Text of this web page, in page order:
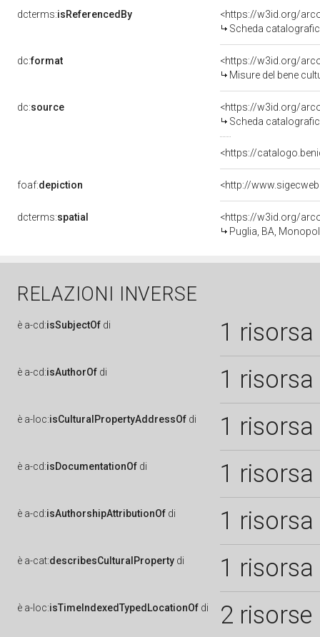
dcterms:isReferencedBy
<https://w3id.org/
Scheda
dc:format
<https://w3id.org/
Misure del bene
dc:source
<https://w3id.org/
Scheda
<https://
foaf:depiction <http://
dcterms:spatial
<https://w3id.org/
Puglia, BA,
RELAZIONI INVERSE
è a-cd:isSubjectOf di 1 risorsa
è a-cd:isAuthorOf di 1 risorsa
è a-loc:isCulturalPropertyAddressOf di 1 risorsa
è a-cd:isDocumentationOf di 1 risorsa
è a-cd:isAuthorshipAttributionOf di 1 risorsa
è a-cat:describesCulturalProperty di 1 risorsa
è a-loc:isTimeIndexedTypedLocationOf di 2 risorse